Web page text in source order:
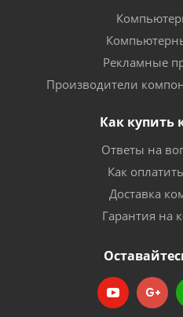
Рекламные
Производители
Как купить
Ответы на
Как
Доставка
Гарантия на